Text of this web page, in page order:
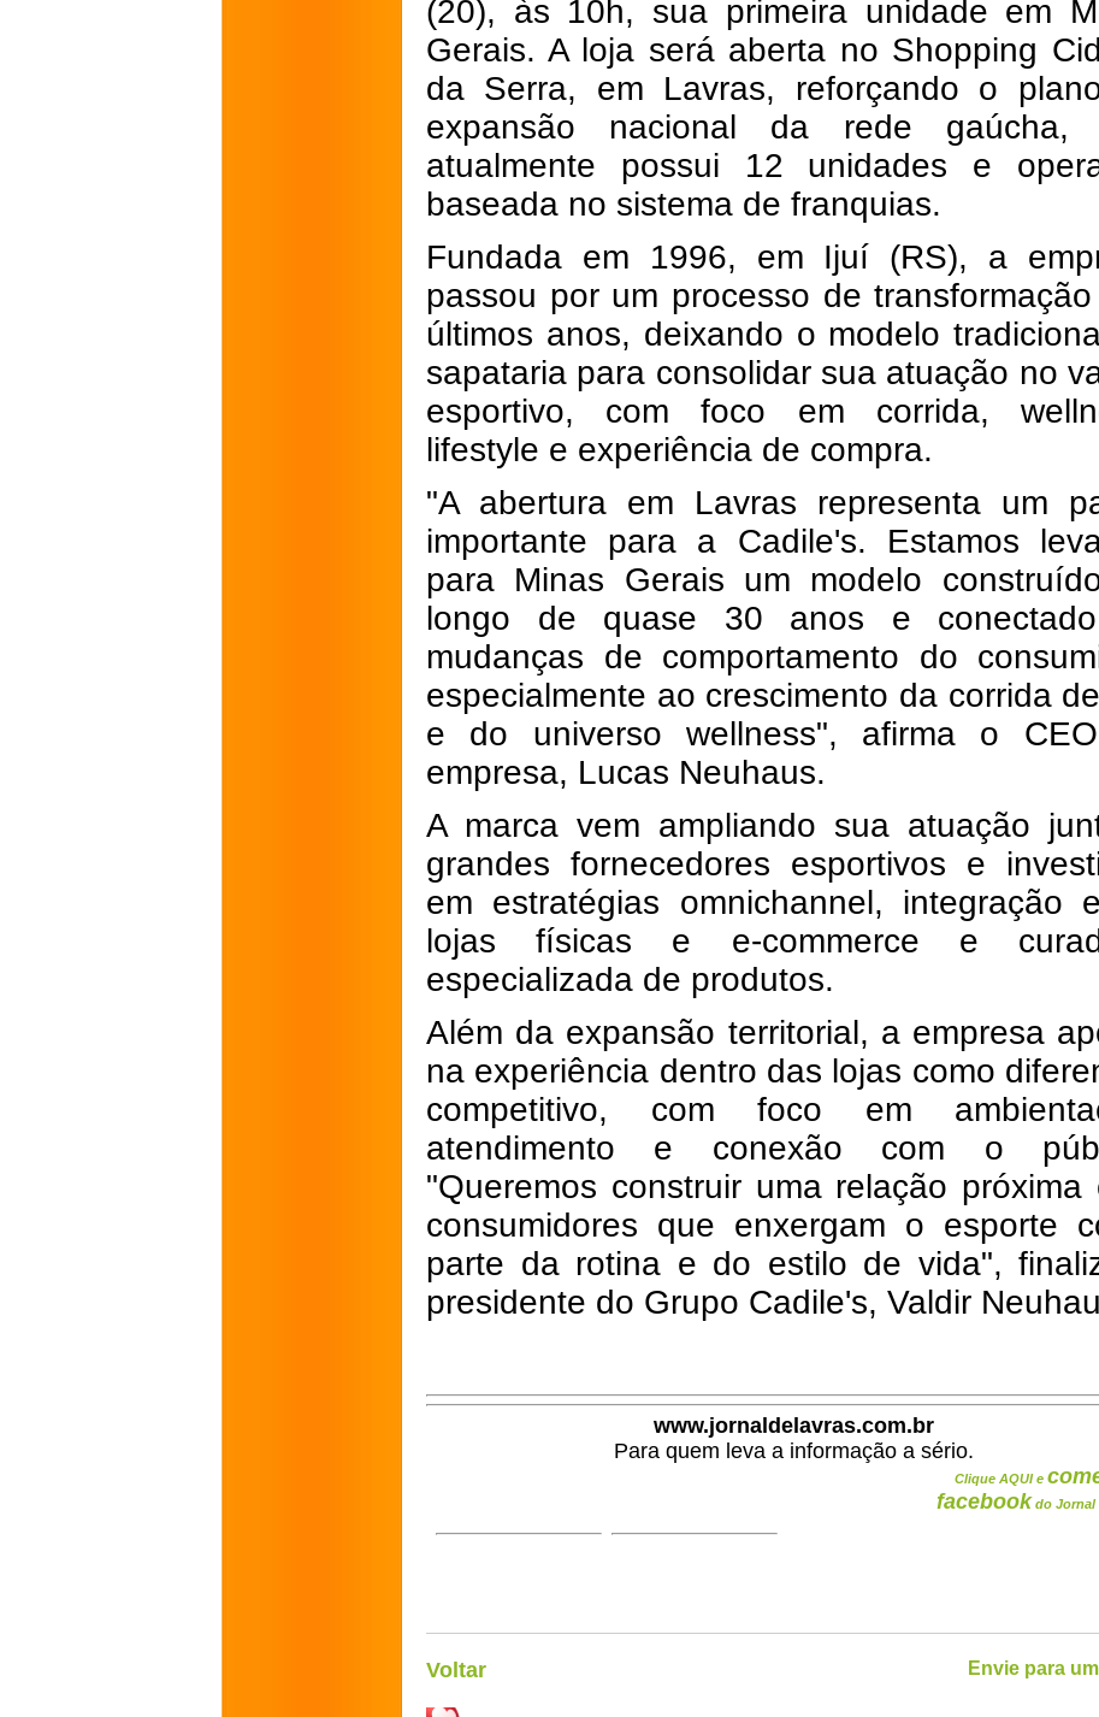
(20), às 10h, sua primeira unidade em
Gerais. A loja será aberta no Shopping
da Serra, em Lavras, reforçando o
expansão nacional da rede gaúcha,
atualmente possui 12 unidades e
baseada no sistema de franquias.
Fundada em 1996, em Ijuí (RS), a
passou por um processo de
últimos anos, deixando o modelo
sapataria para consolidar sua atuação no
esportivo, com foco em corrida,
lifestyle e experiência de compra.
"A abertura em Lavras representa um
importante para a Cadile's. Estamos
para Minas Gerais um modelo
longo de quase 30 anos e
mudanças de comportamento do
especialmente ao crescimento da corrida
e do universo wellness", afirma o
empresa, Lucas Neuhaus.
A marca vem ampliando sua atuação
grandes fornecedores esportivos e
em estratégias omnichannel, integração
lojas físicas e e-commerce e
especializada de produtos.
Além da expansão territorial, a empresa
na experiência dentro das lojas como
competitivo, com foco em
atendimento e conexão com o
"Queremos construir uma relação próxima
consumidores que enxergam o esporte
parte da rotina e do estilo de vida",
presidente do Grupo Cadile's, Valdir
www.jornaldelavras.com.br
Para quem leva a informação a sério.
Clique AQUI e
facebook do Jornal
Voltar Envie para